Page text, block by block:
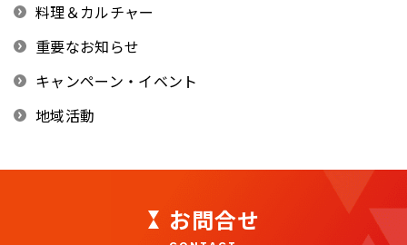
料理＆カルチャー
重要なお知らせ
キャンペーン・イベント
地域活動
お問合せ